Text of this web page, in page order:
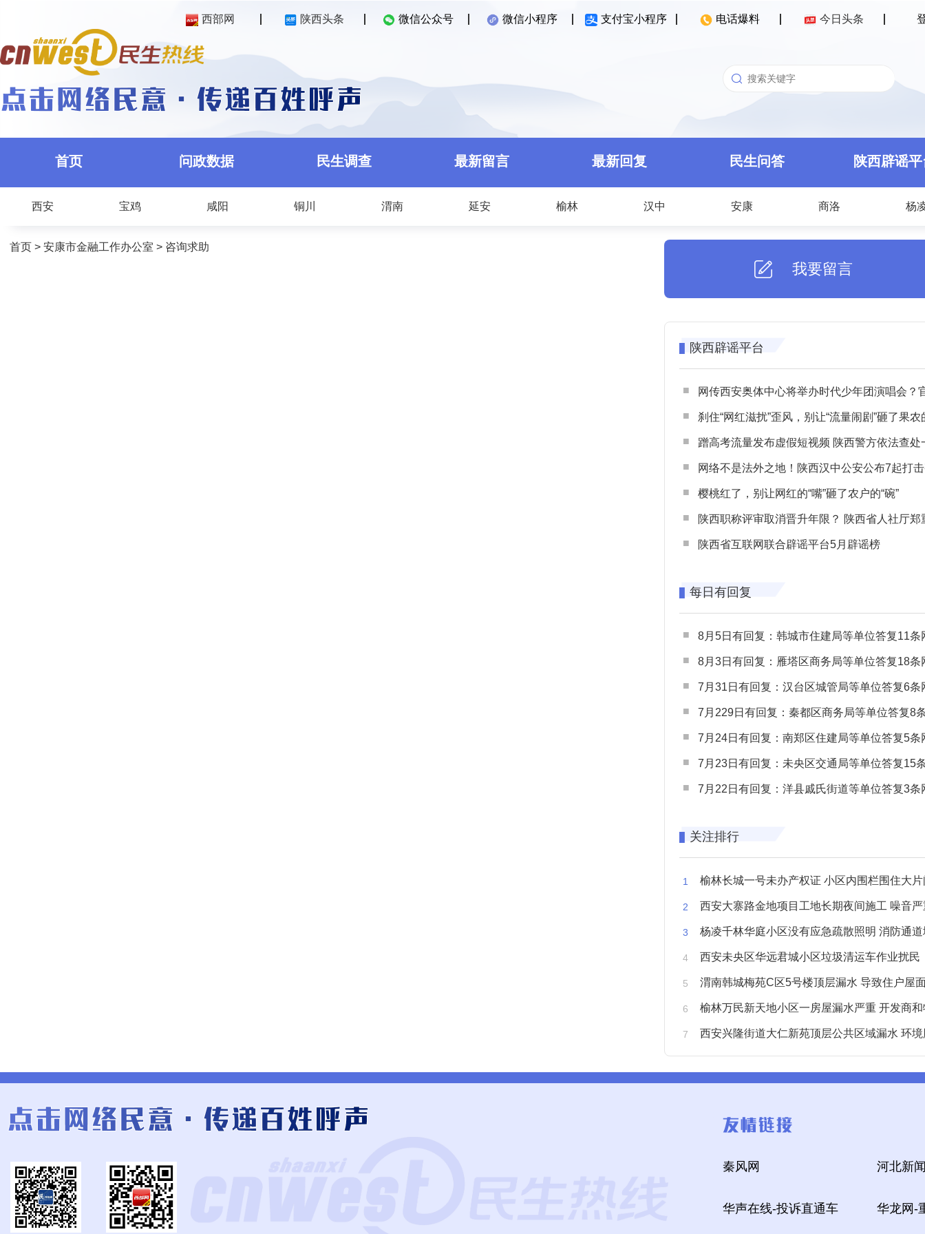
西部网 陕西头条 微信公众号 微信小程序 支付宝小程序 电话爆料 今日头条
首页 问政数据 民生调查 最新留言 最新回复 民生问答 陕西辟谣
西安 宝鸡 咸阳 铜川 渭南 延安 榆林 汉中 安康 商洛 杨
首页 > 安康市金融工作办公室 > 咨询求助
我要留言
陕西辟谣平台
网传西安奥体中心将举办时代少年团演唱会？官方回应：纯
刹住“网红滋扰”歪风，别让“流量闹剧”砸了果农
蹭高考流量发布虚假短视频 陕西警方依法查处一起涉高考网络
网络不是法外之地！陕西汉中公安公布7起打击整治网谣网暴典型
樱桃红了，别让网红的“嘴”砸了农户的“碗”
陕西职称评审取消晋升年限？ 陕西省人社厅郑重声明 谨防职称评审不实言
陕西省互联网联合辟谣平台5月辟谣榜
每日有回复
8月5日有回复：韩城市住建局等单位答复11条网民
8月3日有回复：雁塔区商务局等单位答复18条网民
7月31日有回复：汉台区城管局等单位答复6条网民
7月229日有回复：秦都区商务局等单位答复8条网民
7月24日有回复：南郑区住建局等单位答复5条网民
7月23日有回复：未央区交通局等单位答复15条网民
7月22日有回复：洋县戚氏街道等单位答复3条网民
关注排行
榆林长城一号未办产权证 小区内围栏围住大片闲置
西安大寨路金地项目工地长期夜间施工 噪音严重
杨凌千林华庭小区没有应急疏散照明 消防通
西安未央区华远君城小区垃圾清运车作业扰民
渭南韩城梅苑C区5号楼顶层漏水 导致住户屋面被
榆林万民新天地小区一房屋漏水严重 开发商和物业不予
西安兴隆街道大仁新苑顶层公共区域漏水 环
秦风网 河北新
华声在线-投诉直通车 华龙网-